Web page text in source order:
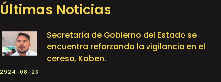
Últimas Noticias
Secretaría de Gobierno del Estado se
encuentra reforzando la vigilancia en el
cereso, Koben.
2924-08-26